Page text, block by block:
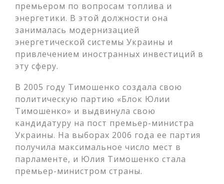
премьером по вопросам топлива и
энергетики. В этой должности она
занималась модернизацией
энергетической системы Украины и
привлечением иностранных инвестиций в
эту сферу.
В 2005 году Тимошенко создала свою
политическую партию «Блок Юлии
Тимошенко» и выдвинула свою
кандидатуру на пост премьер-министра
Украины. На выборах 2006 года ее партия
получила максимальное число мест в
парламенте, и Юлия Тимошенко стала
премьер-министром страны.